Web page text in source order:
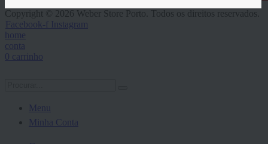
Copyright © 2026 Weber Store Porto. Todos os direitos reservados.
Facebook-f Instagram
home
conta
0 carrinho
Menu
Minha Conta